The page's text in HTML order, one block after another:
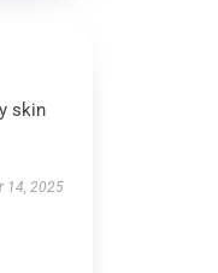
skin
14, 2025